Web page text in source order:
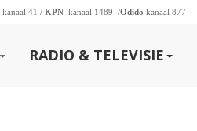
kanaal 41 / KPN kanaal 1489 /Odido kanaal 877
RADIO & TELEVISIE